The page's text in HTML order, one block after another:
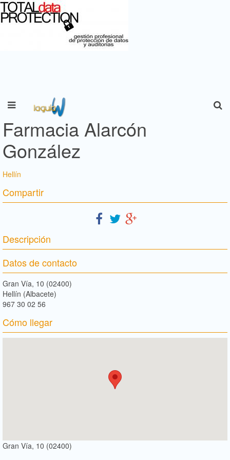
Farmacia Alarcón
González
Hellín
Compartir
Descripción
Datos de contacto
Gran Vía, 10 (02400)
Hellín (Albacete)
967 30 02 56
Cómo llegar
Gran Vía, 10 (02400)